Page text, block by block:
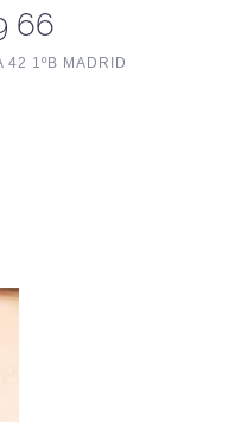
66
42 1ºB MADRID